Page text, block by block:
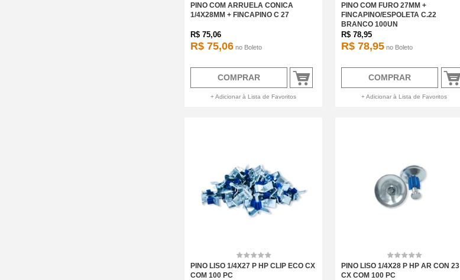
PINO COM ARRUELA CONICA
1/4X28MM + FINCAPINO C 27
R$ 75,06
R$ 75,06 no Boleto
COMPRAR
+ Adicionar à Lista de Favoritos
PINO COM FURO 27MM +
FINCAPINO/ESPOLETA C.22
BRANCO 100UN
R$ 78,95
R$ 78,95 no Boleto
COMPRAR
+ Adicionar à Lista de Favoritos
PINO LISO 1/4X27 P HP CLIP ECO CX
COM 100 PC
PINO LISO 1/4X28 P HP AR CON 23
CX COM 100 PC